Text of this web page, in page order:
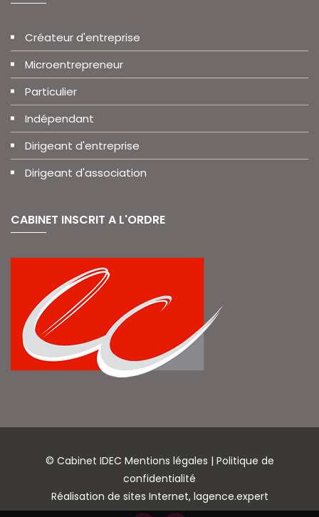
Créateur d'entreprise
Microentrepreneur
Particulier
Indépendant
Dirigeant d'entreprise
Dirigeant d'association
CABINET INSCRIT A L'ORDRE
© Cabinet IDEC Mentions légales | Politique de
confidentialité
Réalisation de sites Internet,lagence.expert